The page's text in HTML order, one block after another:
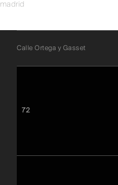
madrid
Calle Ortega y Gasset
72